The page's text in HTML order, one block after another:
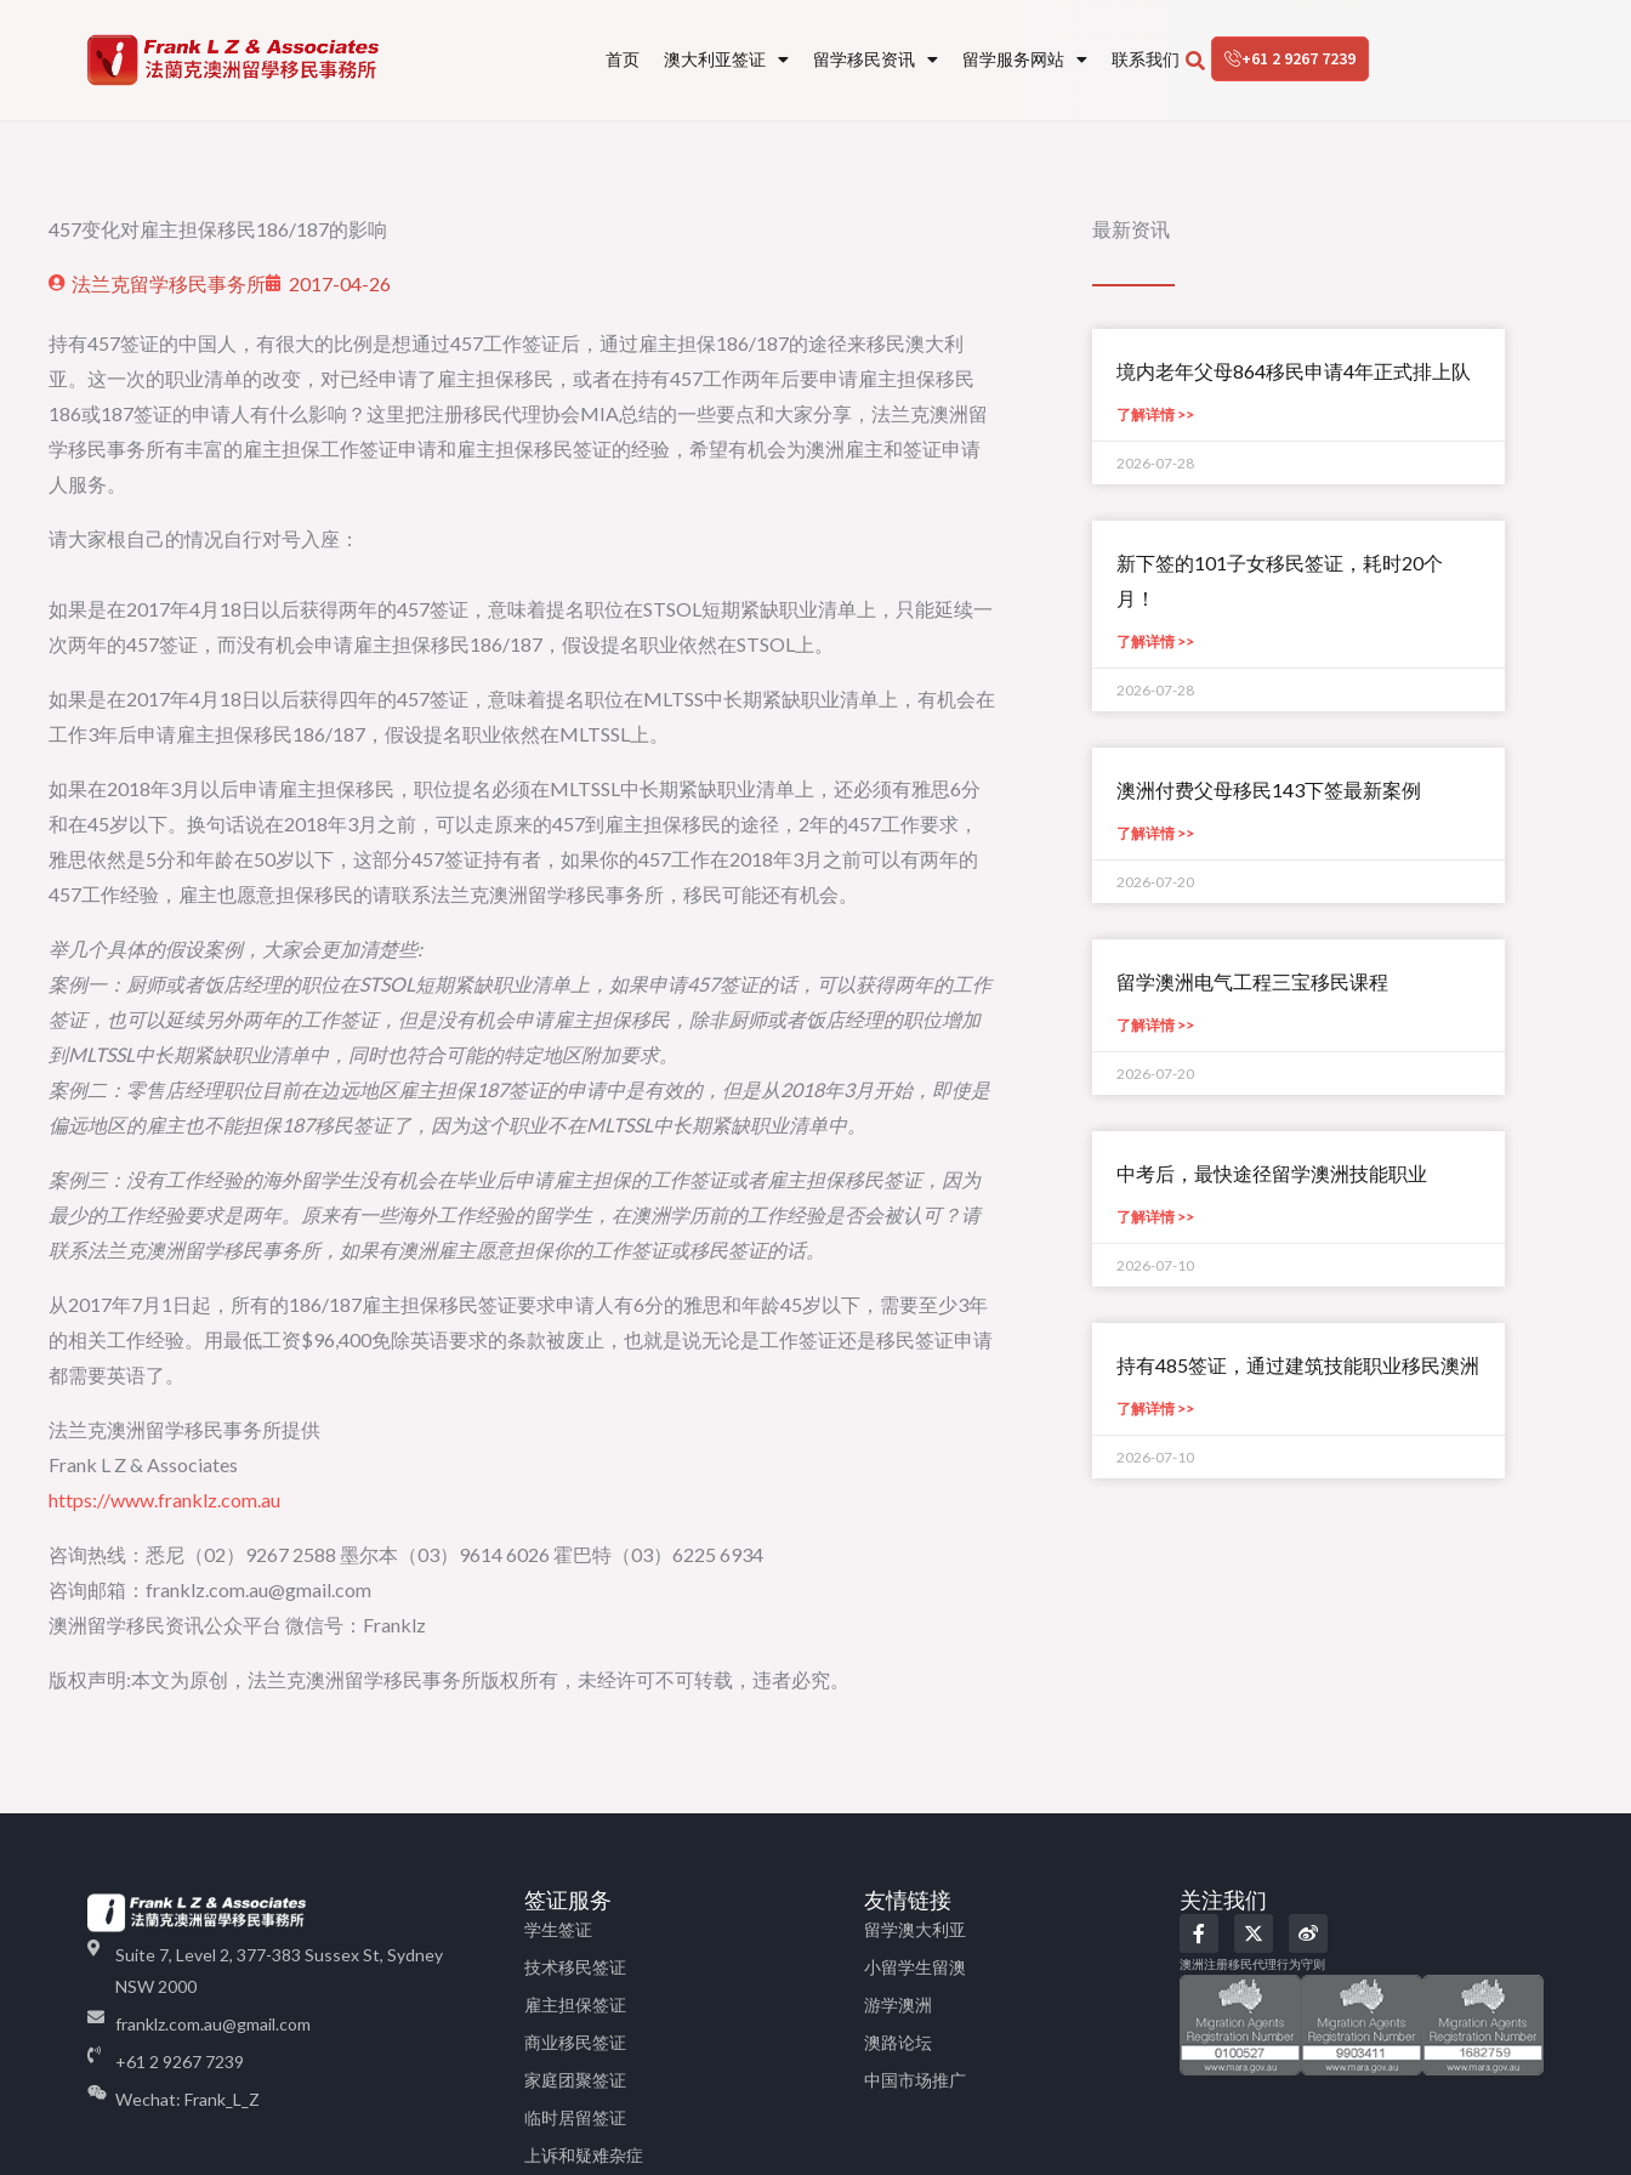
首页 澳大利亚签证 留学移民资讯 留学服务网站 联系我们 +61 2 9267 7239
457变化对雇主担保移民186/187的影响
法兰克留学移民事务所 2017-04-26
持有457签证的中国人，有很大的比例是想通过457工作签证后，通过雇主担保186/187的途径来移民澳大利
亚。这一次的职业清单的改变，对已经申请了雇主担保移民，或者在持有457工作两年后要申请雇主担保移民
186或187签证的申请人有什么影响？这里把注册移民代理协会MIA总结的一些要点和大家分享，法兰克澳洲留
学移民事务所有丰富的雇主担保工作签证申请和雇主担保移民签证的经验，希望有机会为澳洲雇主和签证申请
人服务。
请大家根自己的情况自行对号入座：
如果是在2017年4月18日以后获得两年的457签证，意味着提名职位在STSOL短期紧缺职业清单上，只能延续一
次两年的457签证，而没有机会申请雇主担保移民186/187，假设提名职业依然在STSOL上。
如果是在2017年4月18日以后获得四年的457签证，意味着提名职位在MLTSS中长期紧缺职业清单上，有机会在
工作3年后申请雇主担保移民186/187，假设提名职业依然在MLTSSL上。
如果在2018年3月以后申请雇主担保移民，职位提名必须在MLTSSL中长期紧缺职业清单上，还必须有雅思6分
和在45岁以下。换句话说在2018年3月之前，可以走原来的457到雇主担保移民的途径，2年的457工作要求，
雅思依然是5分和年龄在50岁以下，这部分457签证持有者，如果你的457工作在2018年3月之前可以有两年的
457工作经验，雇主也愿意担保移民的请联系法兰克澳洲留学移民事务所，移民可能还有机会。
举几个具体的假设案例，大家会更加清楚些:
案例一：厨师或者饭店经理的职位在STSOL短期紧缺职业清单上，如果申请457签证的话，可以获得两年的工作
签证，也可以延续另外两年的工作签证，但是没有机会申请雇主担保移民，除非厨师或者饭店经理的职位增加
到MLTSSL中长期紧缺职业清单中，同时也符合可能的特定地区附加要求。
案例二：零售店经理职位目前在边远地区雇主担保187签证的申请中是有效的，但是从2018年3月开始，即使是
偏远地区的雇主也不能担保187移民签证了，因为这个职业不在MLTSSL中长期紧缺职业清单中。
案例三：没有工作经验的海外留学生没有机会在毕业后申请雇主担保的工作签证或者雇主担保移民签证，因为
最少的工作经验要求是两年。原来有一些海外工作经验的留学生，在澳洲学历前的工作经验是否会被认可？请
联系法兰克澳洲留学移民事务所，如果有澳洲雇主愿意担保你的工作签证或移民签证的话。
从2017年7月1日起，所有的186/187雇主担保移民签证要求申请人有6分的雅思和年龄45岁以下，需要至少3年
的相关工作经验。用最低工资$96,400免除英语要求的条款被废止，也就是说无论是工作签证还是移民签证申请
都需要英语了。
法兰克澳洲留学移民事务所提供
Frank L Z & Associates
https://www.franklz.com.au
咨询热线：悉尼（02）9267 2588 墨尔本（03）9614 6026 霍巴特（03）6225 6934
咨询邮箱：franklz.com.au@gmail.com
澳洲留学移民资讯公众平台 微信号：Franklz
版权声明:本文为原创，法兰克澳洲留学移民事务所版权所有，未经许可不可转载，违者必究。
最新资讯
境内老年父母864移民申请4年正式排上队
了解详情 >>
2026-07-28
新下签的101子女移民签证，耗时20个
月！
了解详情 >>
2026-07-28
澳洲付费父母移民143下签最新案例
了解详情 >>
2026-07-20
留学澳洲电气工程三宝移民课程
了解详情 >>
2026-07-20
中考后，最快途径留学澳洲技能职业
了解详情 >>
2026-07-10
持有485签证，通过建筑技能职业移民澳洲
了解详情 >>
2026-07-10
Suite 7, Level 2, 377-383 Sussex St, Sydney
NSW 2000
franklz.com.au@gmail.com
+61 2 9267 7239
Wechat: Frank_L_Z
签证服务
学生签证
技术移民签证
雇主担保签证
商业移民签证
家庭团聚签证
临时居留签证
上诉和疑难杂症
友情链接
留学澳大利亚
小留学生留澳
游学澳洲
澳路论坛
中国市场推广
关注我们
F
a
c
e
o
o
k
-
X
-
t
w
i
t
t
e
r
W
e
i
b
澳洲注册移民代理行为守则